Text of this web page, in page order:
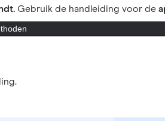
Gebruik de handleiding voor de